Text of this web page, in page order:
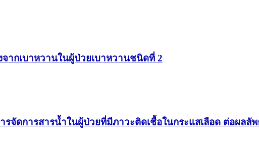
จากเบาหวานในผู้ป่วยเบาหวานชนิดที่ 2
จัดการสารน้ำในผู้ป่วยที่มีภาวะติดเชื้อในกระแสเลือด ต่อผลลั